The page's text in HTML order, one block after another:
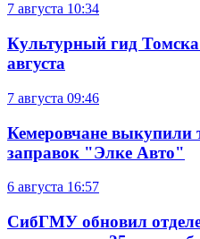
7 августа 10:34
Культурный гид
августа
7 августа 09:46
Кемеровчане выкупили
заправок "Элке Авто"
6 августа 16:57
СибГМУ обновил